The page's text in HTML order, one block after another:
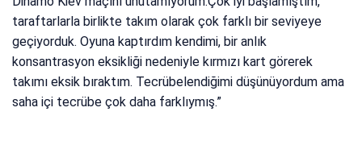
taraftarlarla birlikte takım olarak çok farklı bir seviyeye
geçiyorduk. Oyuna kaptırdım kendimi, bir anlık
konsantrasyon eksikliği nedeniyle kırmızı kart görerek
takımı eksik bıraktım. Tecrübelendiğimi düşünüyordum ama
saha içi tecrübe çok daha farklıymış.”